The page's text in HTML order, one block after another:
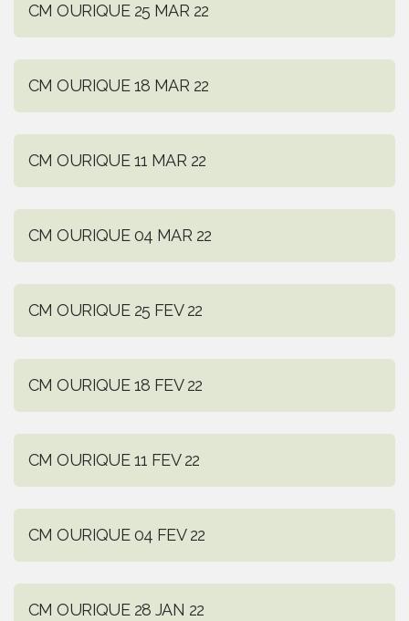
CM OURIQUE 25 MAR 22
CM OURIQUE 18 MAR 22
CM OURIQUE 11 MAR 22
CM OURIQUE 04 MAR 22
CM OURIQUE 25 FEV 22
CM OURIQUE 18 FEV 22
CM OURIQUE 11 FEV 22
CM OURIQUE 04 FEV 22
CM OURIQUE 28 JAN 22